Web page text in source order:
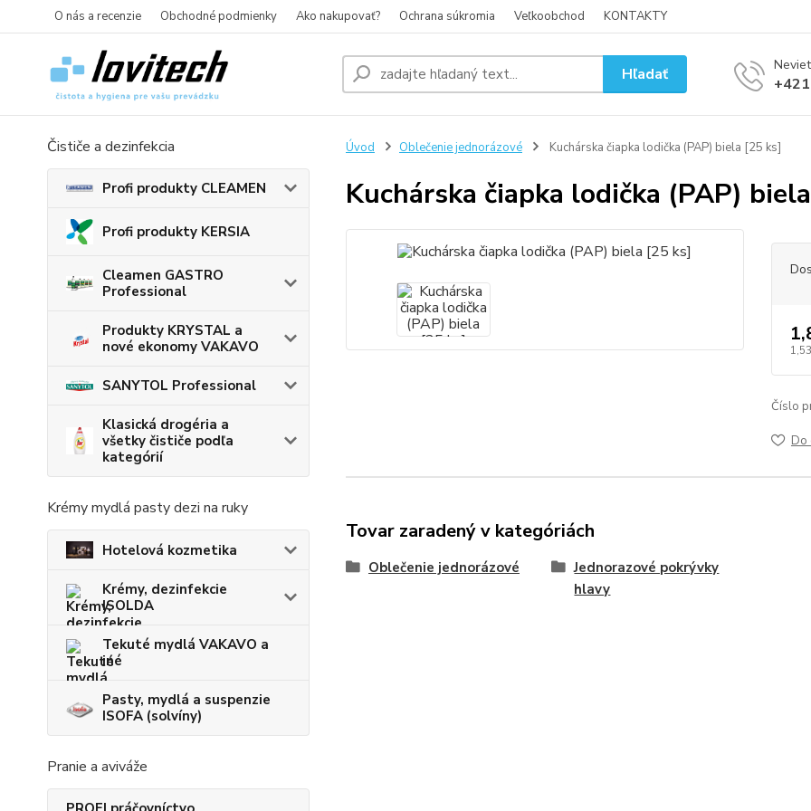
O nás a recenzie Obchodné podmienky Ako nakupovať? Ochrana súkromia Veľkoobchod KONTAKTY
Hľadať
Čističe a dezinfekcia
Profi produkty CLEAMEN
Profi produkty KERSIA
Cleamen GASTRO
Professional
Produkty KRYSTAL a
nové ekonomy VAKAVO
SANYTOL Professional
Klasická drogéria a
všetky čističe podľa
kategórií
Krémy mydlá pasty dezi na ruky
Hotelová kozmetika
Krémy, dezinfekcie
ISOLDA
Tekuté mydlá VAKAVO a
iné
Pasty, mydlá a suspenzie
ISOFA (solvíny)
Pranie a aviváže
Úvod Oblečenie jednorázové Kuchárska čiapka lodička (PAP) biela [25 ks]
Kuchárska čiapka lodička (PAP)
Číslo
Do
Tovar zaradený v kategóriách
Oblečenie jednorázové
Jednorazové pokrývky
hlavy